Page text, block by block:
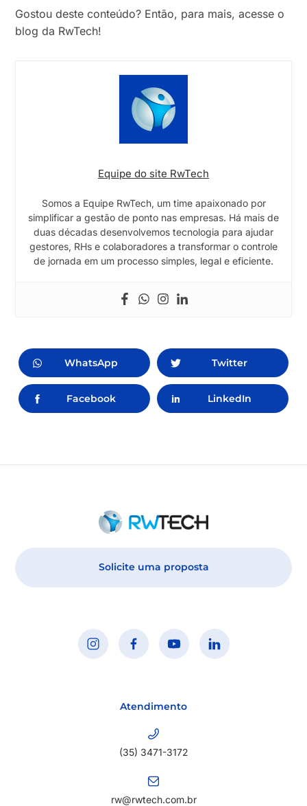
Gostou deste conteúdo? Então, para mais, acesse o
blog da RwTech!
Equipe do site RwTech
Somos a Equipe RwTech, um time apaixonado por
simplificar a gestão de ponto nas empresas. Há mais de
duas décadas desenvolvemos tecnologia para ajudar
gestores, RHs e colaboradores a transformar o controle
de jornada em um processo simples, legal e eficiente.
WhatsApp Twitter
Facebook LinkedIn
Solicite uma proposta
Atendimento
(35) 3471-3172
rw@rwtech.com.br